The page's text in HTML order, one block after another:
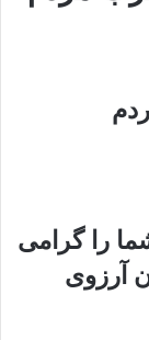
را گرامی
آرزوی